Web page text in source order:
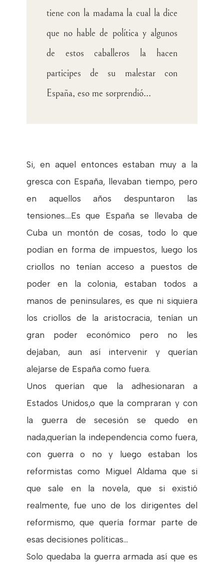
tiene con la madama la cual la dice
que no hable de política y algunos
de estos caballeros la hacen
participes de su malestar con
España, eso me sorprendió...
Si, en aquel entonces estaban muy a la
gresca con España, llevaban tiempo, pero
en aquellos años despuntaron las
tensiones....Es que España se llevaba de
Cuba un montón de cosas, todo lo que
podían en forma de impuestos, luego los
criollos no tenían acceso a puestos de
poder en la colonia, estaban todos a
manos de peninsulares, es que ni siquiera
los criollos de la aristocracia, tenían un
gran poder económico pero no les
dejaban, aun así intervenir y querían
alejarse de España como fuera.
Unos querían que la adhesionaran a
Estados Unidos,o que la compraran y con
la guerra de secesión se quedo en
nada,querían la independencia como fuera,
con guerra o no y luego estaban los
reformistas como Miguel Aldama que si
que sale en la novela, que si existió
realmente, fue uno de los dirigentes del
reformismo, que quería formar parte de
esas decisiones políticas...
Solo quedaba la guerra armada así que es